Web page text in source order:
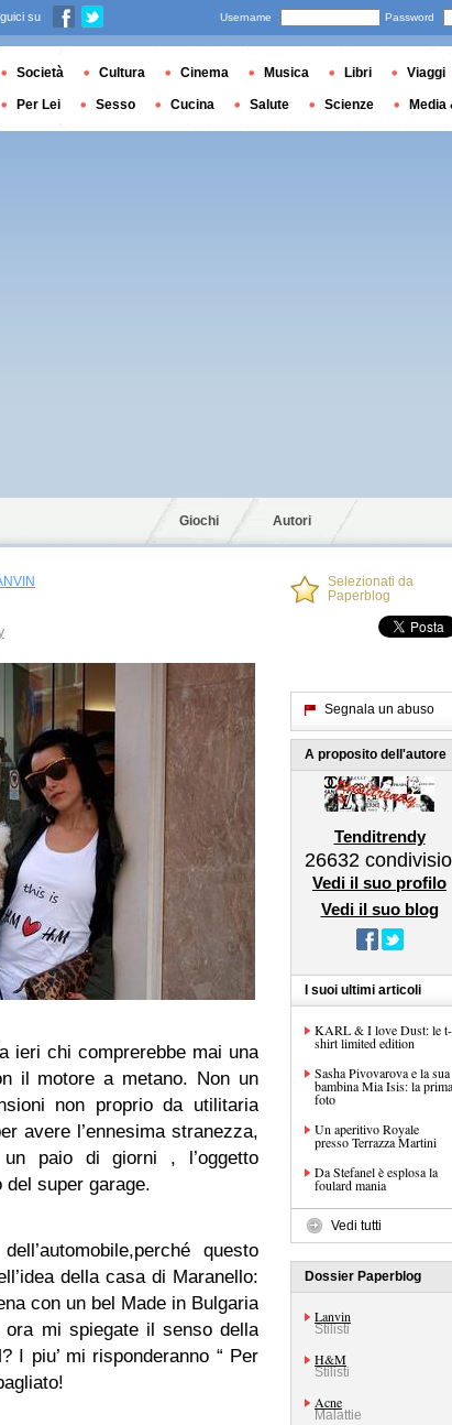
Giochi Autori
ieri chi comprerebbe mai una
il motore a metano. Non un
non proprio da utilitaria
avere l’ennesima stranezza,
paio di giorni , l’oggetto
del super garage.
questo
della casa di Maranello:
con un bel Made in Bulgaria
ora mi spiegate il senso della
I piu’ mi risponderanno “ Per
Selezionati da
Paperblog
Segnala un abuso
A proposito dell'autore
Tenditrendy
26632
Vedi il suo profilo
Vedi il suo blog
I suoi ultimi articoli
KARL & I love Dust: le t-
shirt limited edition
Sasha Pivovarova e la sua
bambina Mia Isis: la prima
foto
Un aperitivo Royale
presso Terrazza Martini
Da Stefanel è esplosa la
foulard mania
Vedi tutti
Dossier Paperblog
Lanvin
Stilisti
H&M
Stilisti
Acne
Malattie
su Username Password
Società Cultura Cinema Musica Libri Viaggi
Per Lei Sesso Cucina Salute Scienze Media